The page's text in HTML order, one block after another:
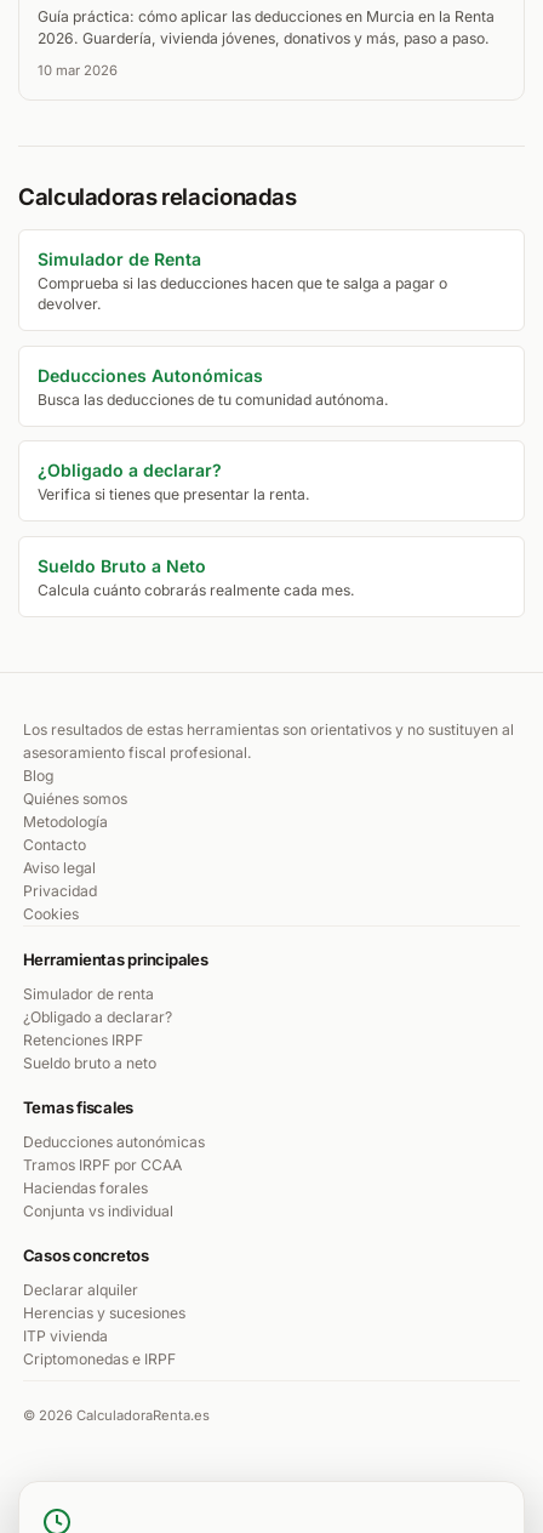
Guía práctica: cómo aplicar las deducciones en Murcia en la Renta
2026. Guardería, vivienda jóvenes, donativos y más, paso a paso.
10 mar 2026
Calculadoras relacionadas
Simulador de Renta
Comprueba si las deducciones hacen que te salga a pagar o
devolver.
Deducciones Autonómicas
Busca las deducciones de tu comunidad autónoma.
¿Obligado a declarar?
Verifica si tienes que presentar la renta.
Sueldo Bruto a Neto
Calcula cuánto cobrarás realmente cada mes.
Los resultados de estas herramientas son orientativos y no sustituyen al
asesoramiento fiscal profesional.
Blog
Quiénes somos
Metodología
Contacto
Aviso legal
Privacidad
Cookies
Herramientas principales
Simulador de renta
¿Obligado a declarar?
Retenciones IRPF
Sueldo bruto a neto
Temas fiscales
Deducciones autonómicas
Tramos IRPF por CCAA
Haciendas forales
Conjunta vs individual
Casos concretos
Declarar alquiler
Herencias y sucesiones
ITP vivienda
Criptomonedas e IRPF
© 2026 CalculadoraRenta.es